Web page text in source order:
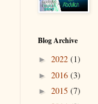
Blog Archive
► 2022 (1)
► 2016 (3)
► 2015 (7)